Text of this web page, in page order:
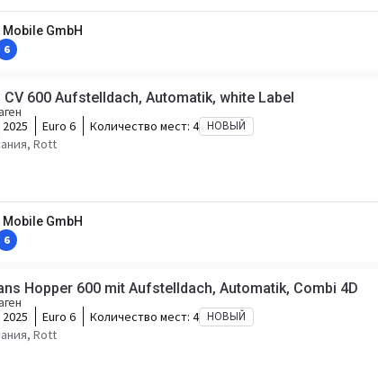
GmbH
6
CV 600 Aufstelldach, Automatik, white Label
2025 Euro 6 Количество мест: 4 НОВЫЙ
Rott
GmbH
6
Hopper 600 mit Aufstelldach, Automatik, Combi 4D
2025 Euro 6 Количество мест: 4 НОВЫЙ
Rott